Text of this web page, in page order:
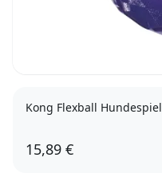
Kong Flexball
15,89 €